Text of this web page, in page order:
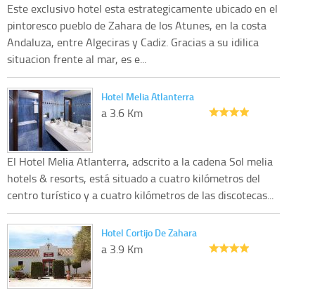
Este exclusivo hotel esta estrategicamente ubicado en el
pintoresco pueblo de Zahara de los Atunes, en la costa
Andaluza, entre Algeciras y Cadiz. Gracias a su idilica
situacion frente al mar, es e...
Hotel Melia Atlanterra
a 3.6 Km
El Hotel Melia Atlanterra, adscrito a la cadena Sol melia
hotels & resorts, está situado a cuatro kilómetros del
centro turístico y a cuatro kilómetros de las discotecas...
Hotel Cortijo De Zahara
a 3.9 Km